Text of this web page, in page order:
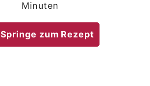
Minuten
Springe zum Rezept